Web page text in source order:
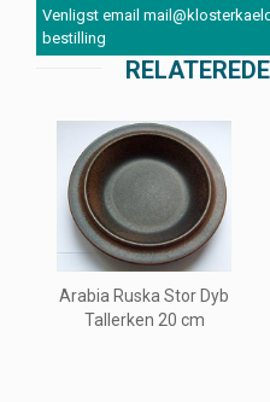
Venligst email
bestilling
Arabia Ruska Stor Dyb
Tallerken 20 cm